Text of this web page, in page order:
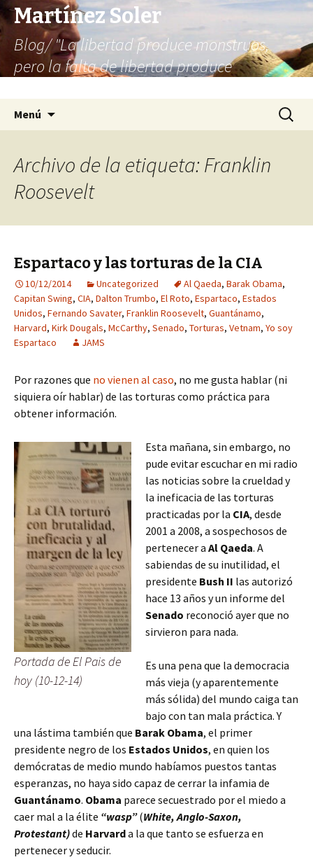
Martínez Soler
Blog/ "La libertad produce monstruos,
pero la falta de libertad produce
Menú Buscar:
Archivo de la etiqueta: Franklin
Roosevelt
Espartaco y las torturas de la CIA
10/12/2014 Uncategorized Al Qaeda, Barak Obama,
Capitan Swing, CIA, Dalton Trumbo, El Roto, Espartaco, Estados
Unidos, Fernando Savater, Franklin Roosevelt, Guantánamo,
Harvard, Kirk Dougals, McCarthy, Senado, Torturas, Vetnam, Yo soy
Espartaco
JAMS
Por razones que no vienen al caso, no me gusta hablar (ni
siquiera oír hablar) de las torturas como práctica para
obtener información.
Portada de El Pais de
hoy (10-12-14)
Esta mañana, sin embargo, no
pude evitar escuchar en mi radio
las noticias sobre la crueldad y
la ineficacia de las torturas
practicadas por la CIA, desde
2001 a 2008, a sospechosos de
pertenecer a Al Qaeda. A
sabiendas de su inutilidad, el
presidente Bush II las autorizó
hace 13 años y un informe del
Senado reconoció ayer que no
sirvieron para nada.
Es una pena que la democracia
más vieja (y aparentemente
más sólida) del mundo caiga tan
bajo con tan mala práctica. Y
una lástima también que Barak Obama, el primer
presidente negro de los Estados Unidos, en quien los
demócratas de medio mundo habíamos puestos tantas
esperanzas, no haya sido capaz de cerrar la infamia de
Guantánamo. Obama parece secuestrado por el miedo a
caer mal a la élite “wasp”(White, Anglo-Saxon,
Protestant)de Harvarda la que tanto se esfuerza en
pertenecer y seducir.